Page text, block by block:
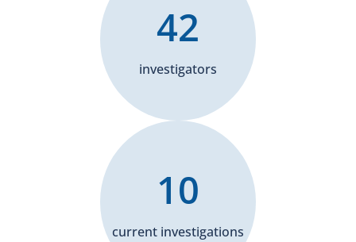
investigators
42
current investigations
10